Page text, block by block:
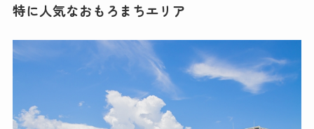
特に人気なおもろまちエリア